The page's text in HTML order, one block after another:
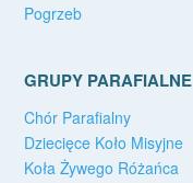
Pogrzeb
GRUPY PARAFIALNE
Chór Parafialny
Dziecięce Koło Misyjne
Koła Żywego Różańca